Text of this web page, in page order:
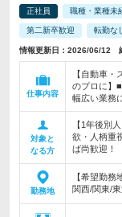
正社員 職種・業種未
第二新卒歓迎 転勤なし
情報更新日：2026/06/12
仕事内容
【自動車
のプロに】
幅広い業務
対象と
なる方
【1年後別
欲・人柄重
ば尚歓迎！
勤務地
【希望勤務
関西/関東/